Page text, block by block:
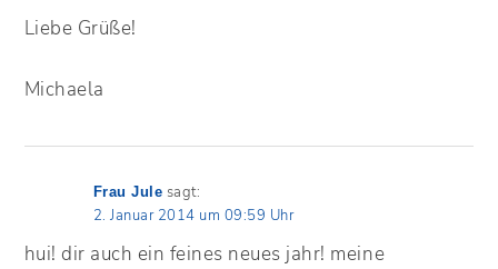
Liebe Grüße!
Michaela
Frau Jule sagt:
2. Januar 2014 um 09:59 Uhr
hui! dir auch ein feines neues jahr! meine